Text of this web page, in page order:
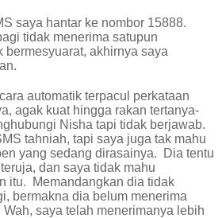
saya hantar ke nombor 15888.
tidak menerima satupun
bermesyuarat, akhirnya saya
automatik terpacul perkataan
agak kuat hingga rakan tertanya-
Nisha tapi tidak berjawab.
tahniah, tapi saya juga tak mahu
yang sedang dirasainya.
Dia tentu
dan saya tidak mahu
itu.
Memandangkan dia tidak
bermakna dia belum menerima
Wah, saya telah menerimanya lebih